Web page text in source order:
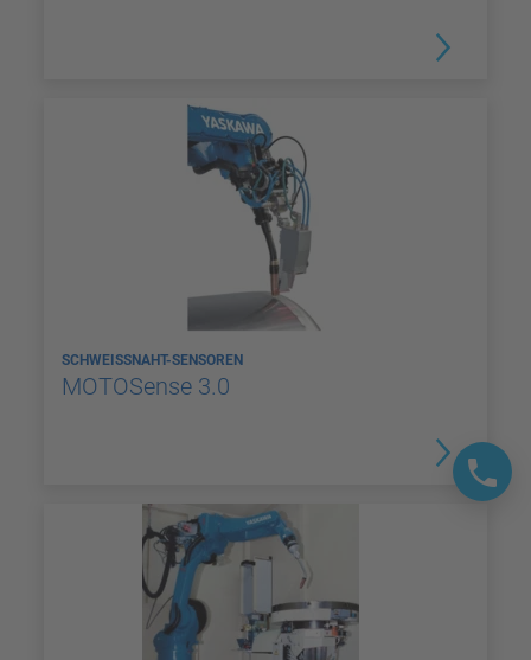
SCHWEISSNAHT-SENSOREN
MOTOSense 3.0